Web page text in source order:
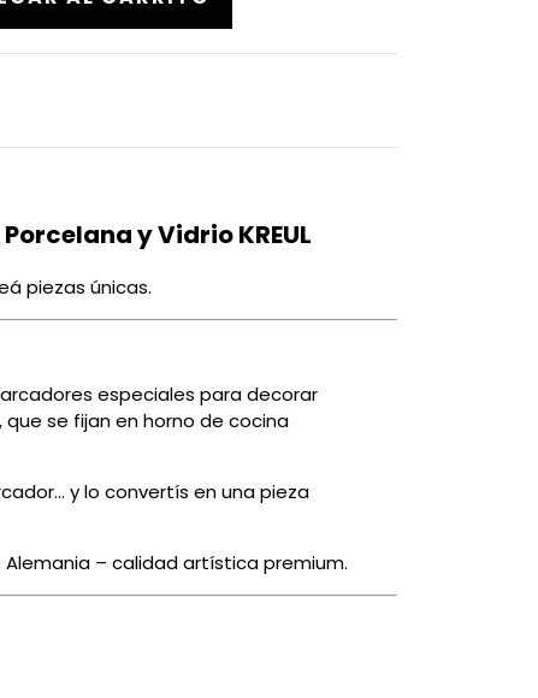
y Vidrio KREUL
piezas únicas.
especiales para decorar
se fijan en horno de cocina
y lo convertís en una pieza
– calidad artística premium.